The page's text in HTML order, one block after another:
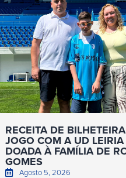
RECEITA DE
JOGO COM A UD
DOADA À FAMÍLIA DE
GOMES
Agosto 5, 2026